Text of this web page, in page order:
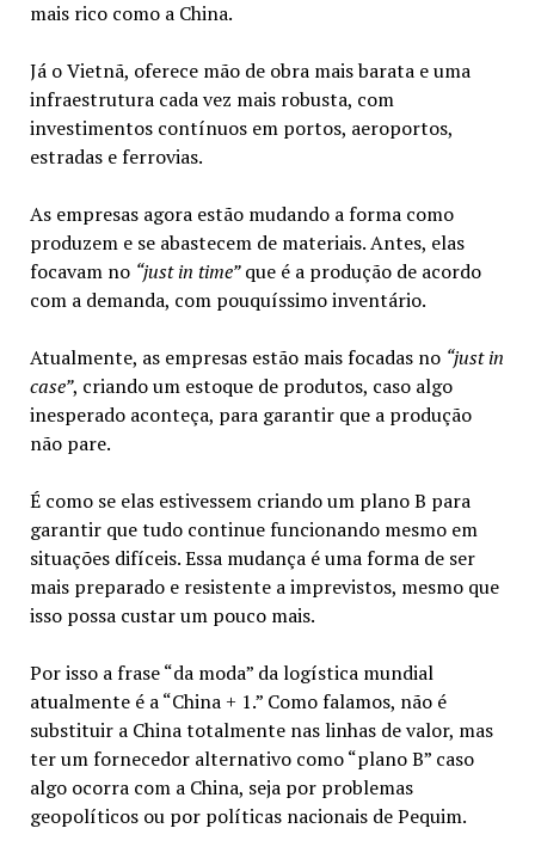
mais rico como a China.
Já o Vietnã, oferece mão de obra mais barata e uma
infraestrutura cada vez mais robusta, com
investimentos contínuos em portos, aeroportos,
estradas e ferrovias.
As empresas agora estão mudando a forma como
produzem e se abastecem de materiais. Antes, elas
focavam no “just in time”que é a produção de acordo
com a demanda, com pouquíssimo inventário.
Atualmente, as empresas estão mais focadas no “just in
case”, criando um estoque de produtos, caso algo
inesperado aconteça, para garantir que a produção
não pare.
É como se elas estivessem criando um plano B para
garantir que tudo continue funcionando mesmo em
situações difíceis. Essa mudança é uma forma de ser
mais preparado e resistente a imprevistos, mesmo que
isso possa custar um pouco mais.
Por isso a frase “da moda” da logística mundial
atualmente é a “China + 1.” Como falamos, não é
substituir a China totalmente nas linhas de valor, mas
ter um fornecedor alternativo como “plano B” caso
algo ocorra com a China, seja por problemas
geopolíticos ou por políticas nacionais de Pequim.